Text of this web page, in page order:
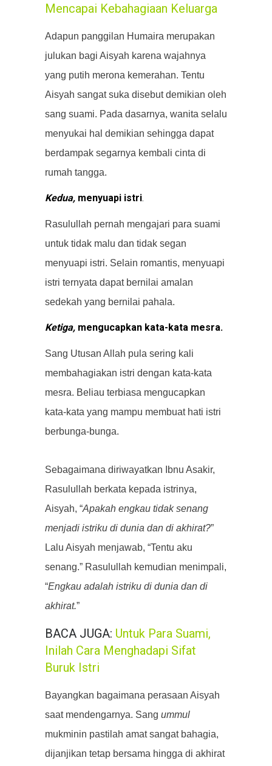
Mencapai Kebahagiaan Keluarga
Adapun panggilan Humaira merupakan
julukan bagi Aisyah karena wajahnya
yang putih merona kemerahan. Tentu
Aisyah sangat suka disebut demikian oleh
sang suami. Pada dasarnya, wanita selalu
menyukai hal demikian sehingga dapat
berdampak segarnya kembali cinta di
rumah tangga.
Kedua, menyuapi istri.
Rasulullah pernah mengajari para suami
untuk tidak malu dan tidak segan
menyuapi istri. Selain romantis, menyuapi
istri ternyata dapat bernilai amalan
sedekah yang bernilai pahala.
Ketiga, mengucapkan kata-kata mesra.
Sang Utusan Allah pula sering kali
membahagiakan istri dengan kata-kata
mesra. Beliau terbiasa mengucapkan
kata-kata yang mampu membuat hati istri
berbunga-bunga.
Sebagaimana diriwayatkan Ibnu Asakir,
Rasulullah berkata kepada istrinya,
Aisyah, “Apakah engkau tidak senang
menjadi istriku di dunia dan di akhirat?”
Lalu Aisyah menjawab, “Tentu aku
senang.” Rasulullah kemudian menimpali,
“Engkau adalah istriku di dunia dan di
akhirat.”
BACA JUGA: Untuk Para Suami,
Inilah Cara Menghadapi Sifat
Buruk Istri
Bayangkan bagaimana perasaan Aisyah
saat mendengarnya. Sang ummul
mukminin pastilah amat sangat bahagia,
dijanjikan tetap bersama hingga di akhirat